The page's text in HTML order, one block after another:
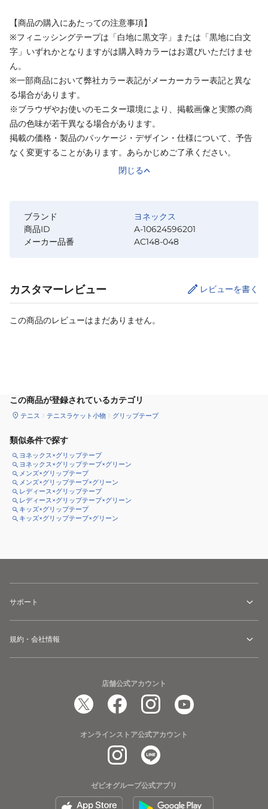
【商品の購入にあたっての注意事項】
※フィニッシングテープは「白地に黒文字」または「黒地に白文
字」いずれかとなりますがは購入時カラーはお選びいただけませ
ん。
※一部商品において弊社カラー表記がメーカーカラー表記と異な
る場合があります。
※ブラウザやお使いのモニター環境により、掲載画像と実際の商
品の色味が若干異なる場合があります。
掲載の価格・製品のパッケージ・デザイン・仕様について、予告
なく変更することがあります。あらかじめご了承ください。
閉じる
ブランド
ヨネックス
商品ID
A-10624596201
メーカー品番
AC148-048
カスタマーレビュー レビューを書く
この商品のレビューはまだありません。
この商品が登録されているカテゴリ
テニス テニスラケット小物 グリップテープ
類似条件で探す
ヨネックス×グリップテープ
ヨネックス×グリップテープ×グリーン
メンズ×グリップテープ
メンズ×グリップテープ×グリーン
レディース×グリップテープ
レディース×グリップテープ×グリーン
キッズ×グリップテープ
キッズ×グリップテープ×グリーン
サポート
規約・会社情報
店舗公式アカウント
オンラインストア公式アカウント
ゼビオグループ公式アプリ